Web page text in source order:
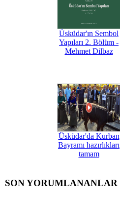
Üsküdar'ın Sembol
Yapıları 2. Bölüm -
Mehmet Dilbaz
Üsküdar'da Kurban
Bayramı hazırlıkları
tamam
SON YORUMLANANLAR